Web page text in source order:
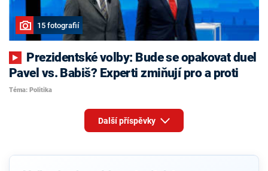
15 fotografií
Pavel vs. Babiš? Experti zmiňují pro a proti
Téma: Politika
Další příspěvky